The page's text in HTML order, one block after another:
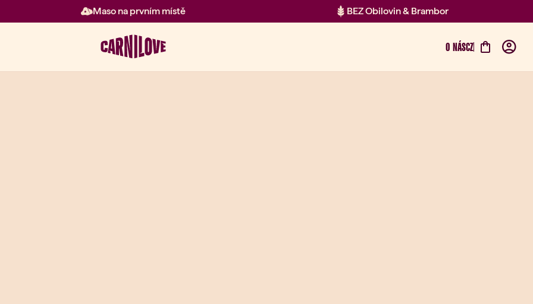
Maso na prvním místě BEZ Obilovin & Brambor
O NÁSCZ